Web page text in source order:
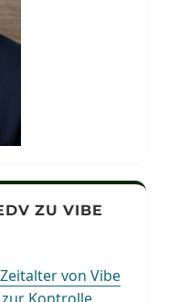
ZU VIBE
von Vibe